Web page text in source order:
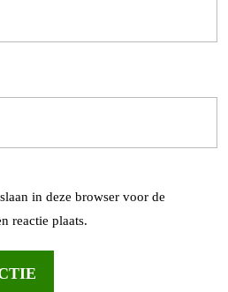
in deze browser voor de
reactie plaats.